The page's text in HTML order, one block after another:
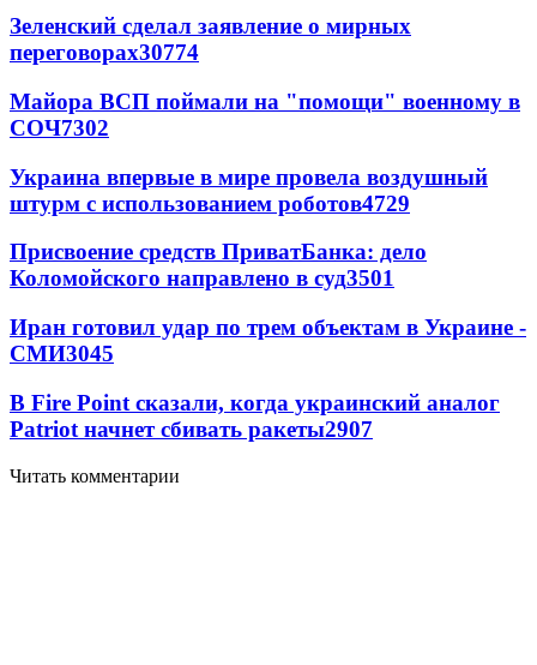
Зеленский сделал заявление о мирных
переговорах30774
Майора ВСП поймали на "помощи" военному в
СОЧ7302
Украина впервые в мире провела воздушный
штурм с использованием роботов4729
Присвоение средств ПриватБанка: дело
Коломойского направлено в суд3501
Иран готовил удар по трем объектам в Украине -
СМИ3045
В Fire Point сказали, когда украинский аналог
Patriot начнет сбивать ракеты2907
Читать комментарии